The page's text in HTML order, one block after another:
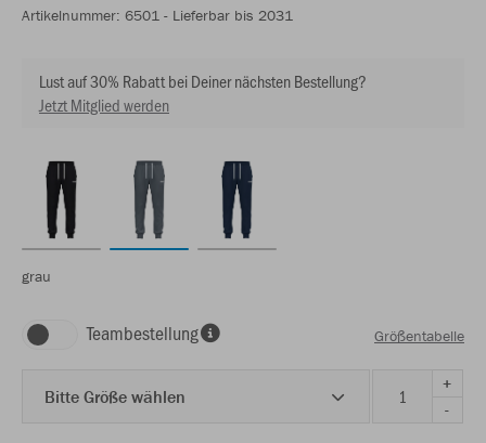
Artikelnummer: 6501 - Lieferbar bis 2031
Lust auf 30% Rabatt bei Deiner nächsten Bestellung?
Jetzt Mitglied werden
grau
Teambestellung Größentabelle
Bitte Größe wählen
+
-